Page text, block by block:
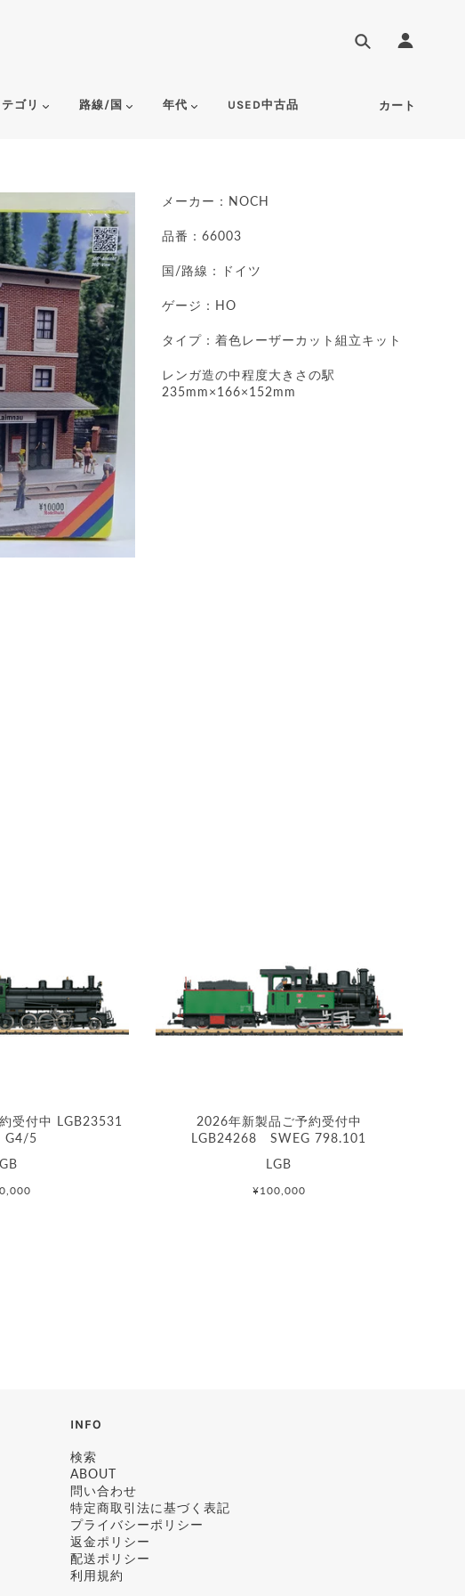
ゴリ 路線/国 年代 USED中古品 カート
メーカー：NOCH
品番：66003
国/路線：ドイツ
ゲージ：HO
タイプ： 着色レーザーカット組立キット
レンガ造の中程度大きさの駅
235mm×166×152mm
受付中 LGB23531
G4/5
2026年新製品ご予約受付中
LGB24268 SWEG 798.101
LGB
¥100,000
INFO
検索
ABOUT
問い合わせ
特定商取引法に基づく表記
プライバシーポリシー
返金ポリシー
配送ポリシー
利用規約